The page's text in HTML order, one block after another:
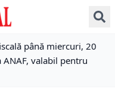
până miercuri, 20
valabil pentru